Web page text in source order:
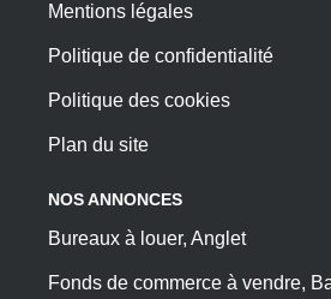
Mentions légales
Politique de confidentialité
Politique des cookies
Plan du site
NOS ANNONCES
Bureaux à louer, Anglet
Fonds de commerce à vendre,